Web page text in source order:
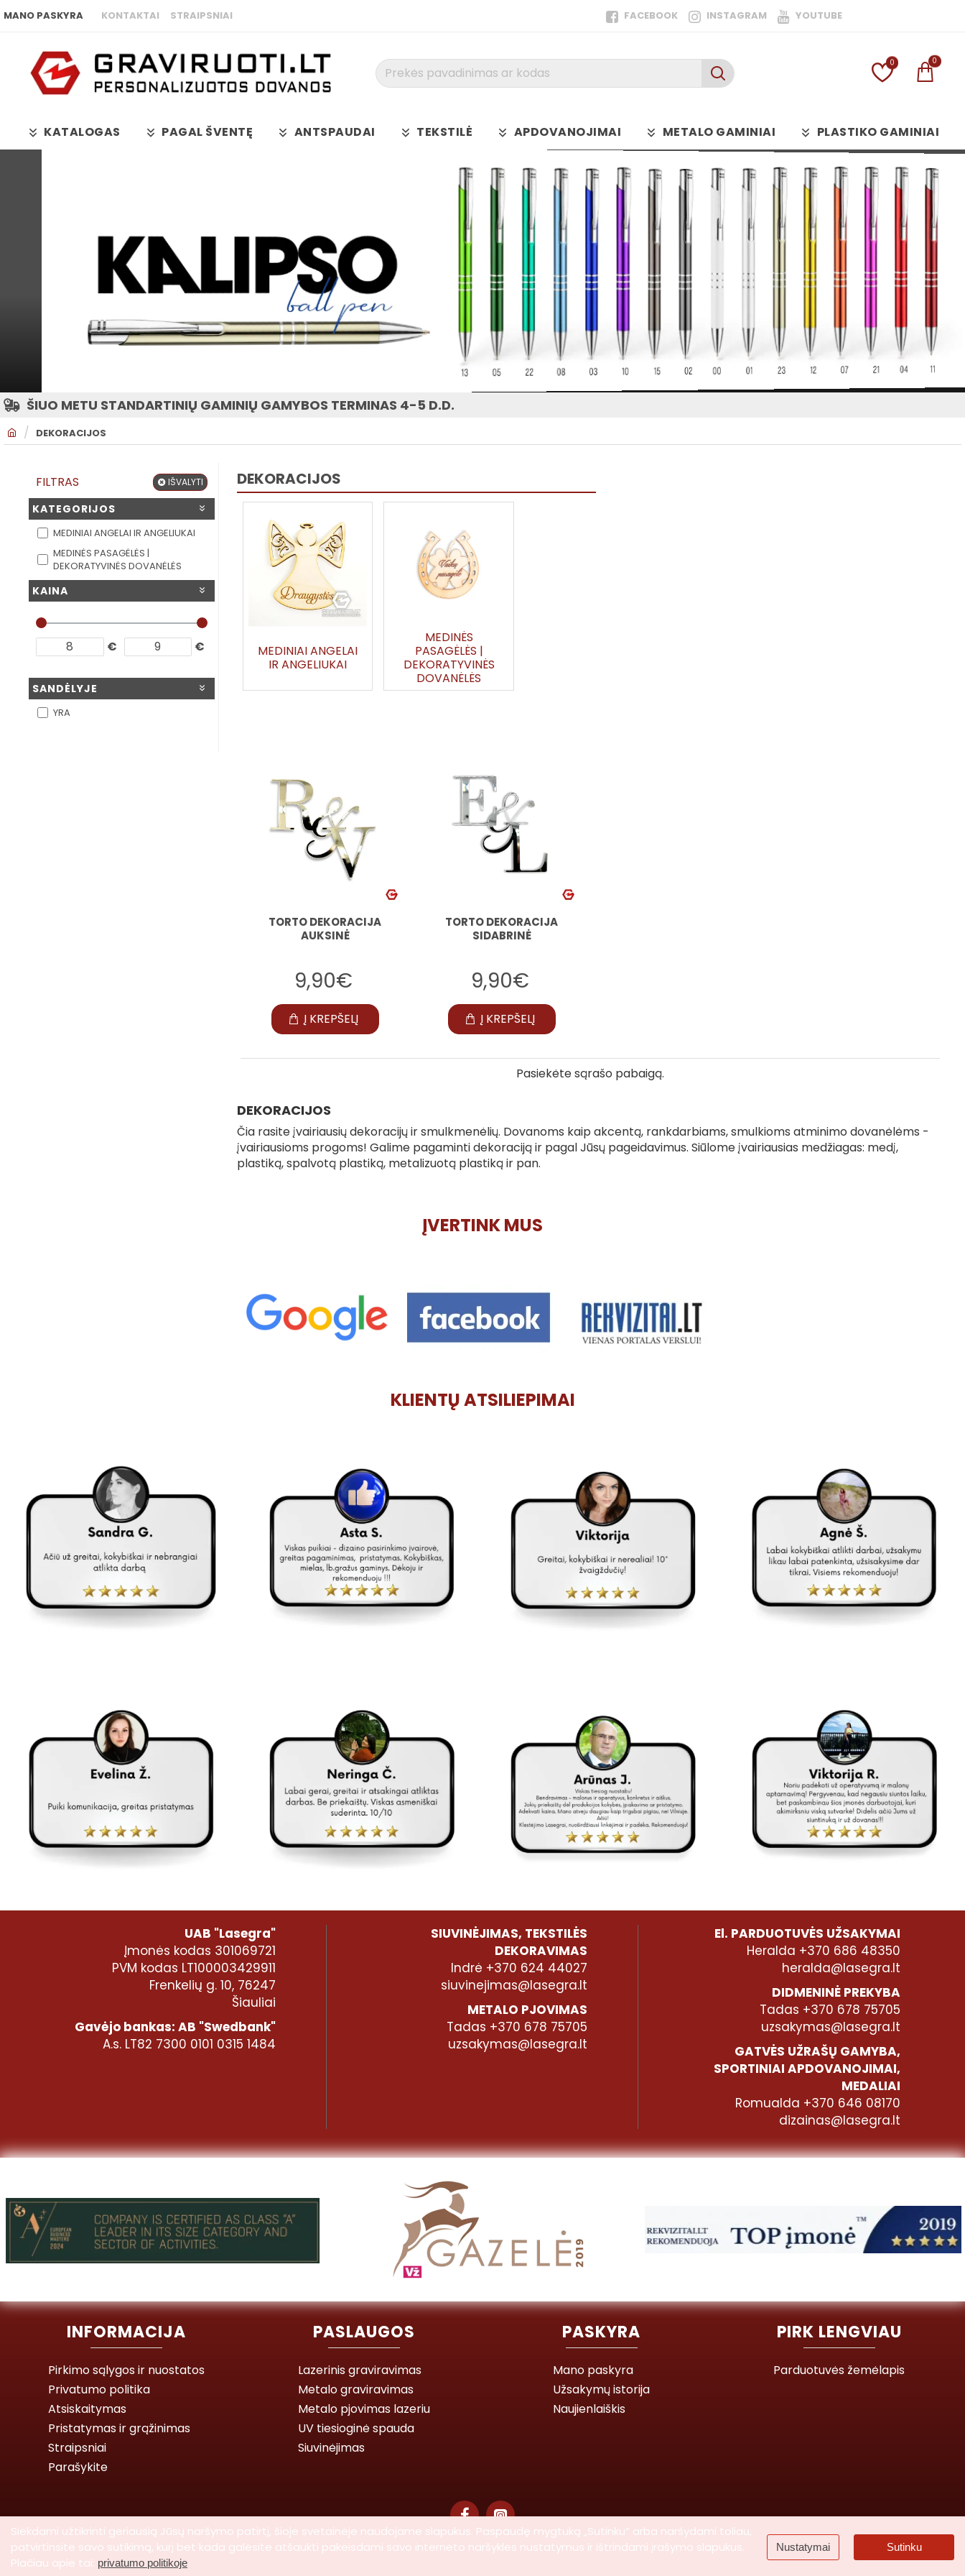
Siekdami užtikrinti geriausią Jūsų naršymo patirtį, šioje svetainėje naudojame slapukus. Paspaudę mygtuką „Sutinku“ arba naršydami toliau,
patvirtinsite savo sutikimą, kurį bet kada galėsite atšaukti pakeisdami savo interneto naršyklės nustatymus ir ištrindami įrašymo slapukus.
Plačiau apie tai: privatumo politikoje
Nustatymai Sutinku
MANO PASKYRA KONTAKTAI STRAIPSNIAI FACEBOOK INSTAGRAM YOUTUBE
Prekės
kodas
0 0
KATALOGAS PAGAL ŠVENTĘ ANTSPAUDAI TEKSTILĖ APDOVANOJIMAI METALO GAMINIAI PLASTIKO GAMINIAI
O
DEKORACIJOS
ŠIUO METU STANDARTINIŲ GAMINIŲ GAMYBOS TERMINAS 4-5 D.D.
FILTRAS IŠVALYTI
KATEGORIJOS
MEDINIAI ANGELAI IR ANGELIUKAI
MEDINĖS PASAGĖLĖS |
DEKORATYVINĖS DOVANĖLĖS
KAINA
€ €
SANDĖLYJE
YRA
DEKORACIJOS
DEKORACIJOS
Čia rasite įvairiausių dekoracijų ir smulkmenėlių. Dovanoms kaip akcentą, rankdarbiams, smulkioms atminimo dovanėlėms -
įvairiausioms progoms! Galime pagaminti dekoraciją ir pagal Jūsų pageidavimus. Siūlome įvairiausias medžiagas: medį,
plastiką, spalvotą plastiką, metalizuotą plastiką ir pan.
MEDINIAI ANGELAI
IR ANGELIUKAI
MEDINĖS
PASAGĖLĖS |
DEKORATYVINĖS
DOVANĖLĖS
TORTO DEKORACIJA
AUKSINĖ
9,90€
Į KREPŠELĮ
TORTO DEKORACIJA
SIDABRINĖ
9,90€
Į KREPŠELĮ
Pasiekėte sąrašo pabaigą.
ĮVERTINK MUS
KLIENTŲ ATSILIEPIMAI
UAB "Lasegra"
Įmonės kodas 301069721
PVM kodas LT100003429911
Frenkelių g. 10, 76247
Šiauliai
Gavėjo bankas: AB "Swedbank"
A.s. LT82 7300 0101 0315 1484
SIUVINĖJIMAS, TEKSTILĖS
DEKORAVIMAS
Indrė +370 624 44027
siuvinejimas@lasegra.lt
METALO PJOVIMAS
Tadas +370 678 75705
uzsakymas@lasegra.lt
El. PARDUOTUVĖS UŽSAKYMAI
Heralda +370 686 48350
heralda@lasegra.lt
DIDMENINĖ PREKYBA
Tadas +370 678 75705
uzsakymas@lasegra.lt
GATVĖS UŽRAŠŲ GAMYBA,
SPORTINIAI APDOVANOJIMAI,
MEDALIAI
Romualda +370 646 08170
dizainas@lasegra.lt
INFORMACIJA
Pirkimo sąlygos ir nuostatos
Privatumo politika
Atsiskaitymas
Pristatymas ir grąžinimas
Straipsniai
Parašykite
PASLAUGOS
Lazerinis graviravimas
Metalo graviravimas
Metalo pjovimas lazeriu
UV tiesioginė spauda
Siuvinėjimas
PASKYRA
Mano paskyra
Užsakymų istorija
Naujienlaiškis
PIRK LENGVIAU
Parduotuvės žemėlapis
© 2026 Lasegra UAB. Visos teisės saugomos